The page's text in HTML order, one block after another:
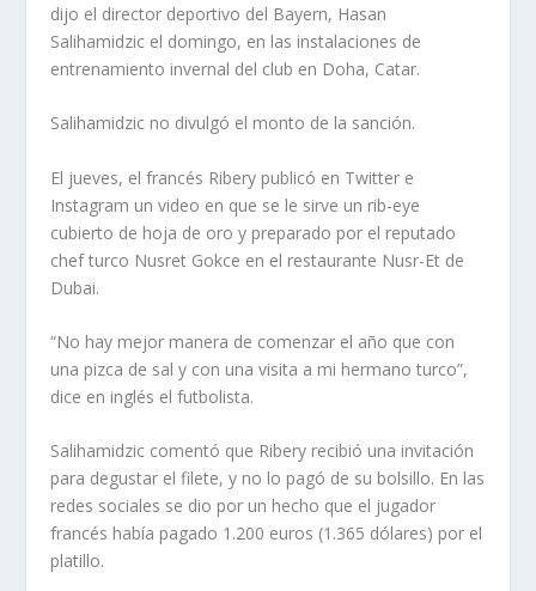
dijo el director deportivo del Bayern, Hasan
Salihamidzic el domingo, en las instalaciones de
entrenamiento invernal del club en Doha, Catar.
Salihamidzic no divulgó el monto de la sanción.
El jueves, el francés Ribery publicó en Twitter e
Instagram un video en que se le sirve un rib-eye
cubierto de hoja de oro y preparado por el reputado
chef turco Nusret Gokce en el restaurante Nusr-Et de
Dubai.
“No hay mejor manera de comenzar el año que con
una pizca de sal y con una visita a mi hermano turco”,
dice en inglés el futbolista.
Salihamidzic comentó que Ribery recibió una invitación
para degustar el filete, y no lo pagó de su bolsillo. En las
redes sociales se dio por un hecho que el jugador
francés había pagado 1.200 euros (1.365 dólares) por el
platillo.